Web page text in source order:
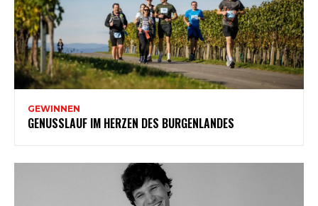
GEWINNEN
GENUSSLAUF IM HERZEN DES BURGENLANDES